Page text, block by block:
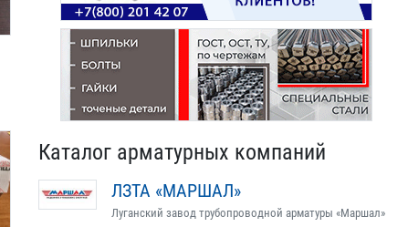
Каталог арматурных компаний
ЛЗТА «МАРШАЛ»
Луганский завод трубопроводной арматуры «Маршал»